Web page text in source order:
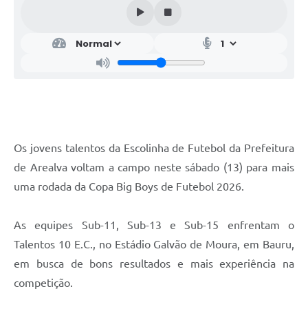
Os jovens talentos da Escolinha de Futebol da Prefeitura
de Arealva voltam a campo neste sábado (13) para mais
uma rodada da Copa Big Boys de Futebol 2026.
As equipes Sub-11, Sub-13 e Sub-15 enfrentam o
Talentos 10 E.C., no Estádio Galvão de Moura, em Bauru,
em busca de bons resultados e mais experiência na
competição.